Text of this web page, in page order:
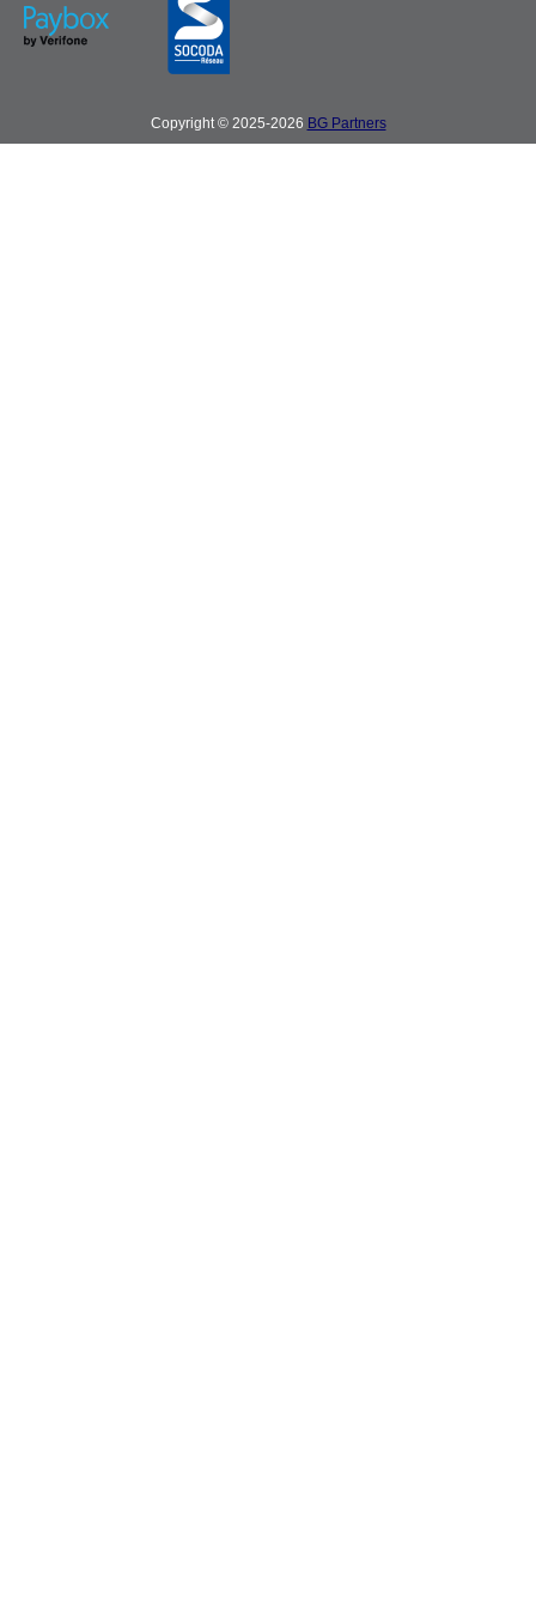
Copyright © 2025-2026 BG Partners